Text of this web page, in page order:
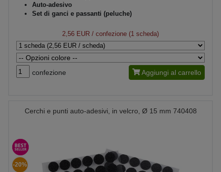
Auto-adesivo
Set di ganci e passanti (peluche)
2,56 EUR / confezione (1 scheda)
confezione Aggiungi al carrello
Cerchi e punti auto-adesivi, in velcro, Ø 15 mm 740408
-20%